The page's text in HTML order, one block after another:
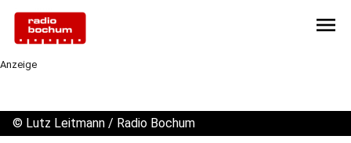
menu
Anzeige
© Lutz Leitmann / Radio Bochum